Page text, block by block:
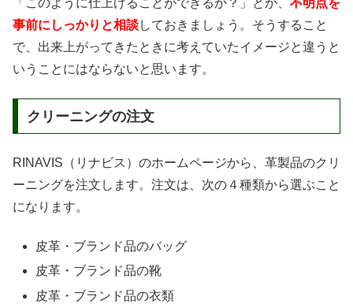
「このように仕上げることができるか？」とか、 不明点を
事前にしっかりと相談しておきましょう。そうすること
で、出来上がってきたときに考えていたイメージと違うと
いうことにはならないと思います。
クリーニングの注文
RINAVIS（リナビス）のホームページから、革製品のクリ
ーニングを注文します。注文は、次の４種類から選ぶこと
になります。
皮革・ブランド品のバッグ
皮革・ブランド品の靴
皮革・ブランド品の衣類